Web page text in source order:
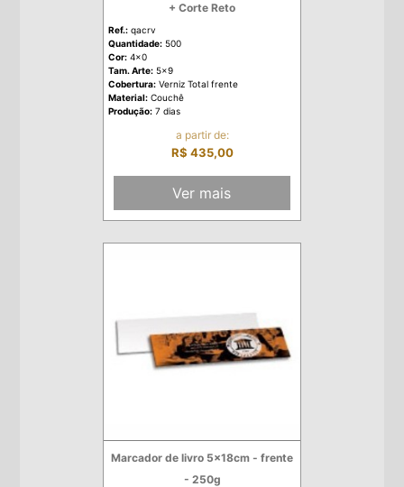
+ Corte Reto
Ref.: qacrv
Quantidade: 500
Cor: 4x0
Tam. Arte: 5x9
Cobertura: Verniz Total frente
Material: Couchê
Produção: 7 dias
a partir de:
R$ 435,00
Ver mais
Marcador de livro 5x18cm - frente
- 250g